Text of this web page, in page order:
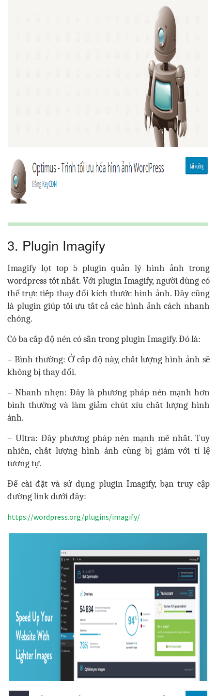
3. Plugin Imagify
Imagify lọt top 5 plugin quản lý hình ảnh trong
wordpress tốt nhất. Với plugin Imagify, người dùng có
thể trực tiếp thay đổi kích thước hình ảnh. Đây cũng
là plugin giúp tối ưu tất cả các hình ảnh cách nhanh
chóng.
Có ba cấp độ nén có sẵn trong plugin Imagify. Đó là:
– Bình thường: Ở cấp độ này, chất lượng hình ảnh sẽ
không bị thay đổi.
– Nhanh nhẹn: Đây là phương pháp nén mạnh hơn
bình thường và làm giảm chút xíu chất lượng hình
ảnh.
– Ultra: Đây phương pháp nén mạnh mẽ nhất. Tuy
nhiên, chất lượng hình ảnh cũng bị giảm với tỉ lệ
tương tự.
Để cài đặt và sử dụng plugin Imagify, bạn truy cập
đường link dưới đây:
https://wordpress.org/plugins/imagify/